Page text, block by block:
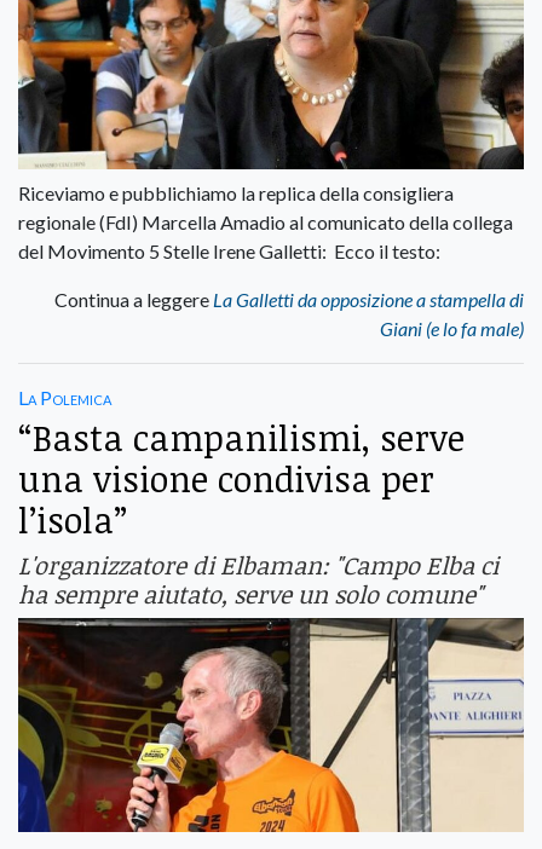
Riceviamo e pubblichiamo la replica della consigliera
regionale (FdI) Marcella Amadio al comunicato della collega
del Movimento 5 Stelle Irene Galletti: Ecco il testo:
Continua a leggere La Galletti da opposizione a stampella di
Giani (e lo fa male)
La Polemica
“Basta campanilismi, serve
una visione condivisa per
l’isola”
L'organizzatore di Elbaman: "Campo Elba ci
ha sempre aiutato, serve un solo comune"